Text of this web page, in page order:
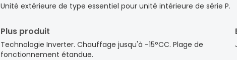
Unité extérieure de type essentiel pour unité intérieure de série P.
Plus produit
Technologie Inverter. Chauffage jusqu'à -15°CC. Plage de
fonctionnement étandue.